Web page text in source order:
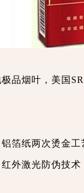
品烟叶，美国
箔纸两次烫金
外激光防伪技